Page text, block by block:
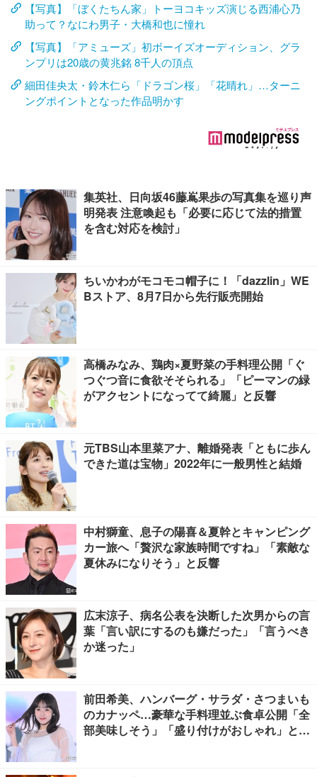
【写真】「ぼくたちん家」トーヨコキッズ演じる西浦心乃
助って？なにわ男子・大橋和也に憧れ
【写真】「アミューズ」初ボーイズオーディション、グラ
ンプリは20歳の黄兆銘 8千人の頂点
細田佳央太・鈴木仁ら「ドラゴン桜」「花晴れ」…ターニ
ングポイントとなった作品明かす
集英社、日向坂46藤嶌果歩の写真集を巡り声
明発表 注意喚起も「必要に応じて法的措置
を含む対応を検討」
ちいかわがモコモコ帽子に！「dazzlin」WE
Bストア、8月7日から先行販売開始
高橋みなみ、鶏肉×夏野菜の手料理公開「ぐ
つぐつ音に食欲そそられる」「ピーマンの緑
がアクセントになってて綺麗」と反響
元TBS山本里菜アナ、離婚発表「ともに歩ん
できた道は宝物」2022年に一般男性と結婚
中村獅童、息子の陽喜＆夏幹とキャンピング
カー旅へ「贅沢な家族時間ですね」「素敵な
夏休みになりそう」と反響
広末涼子、病名公表を決断した次男からの言
葉「言い訳にするのも嫌だった」「言うべき
か迷った」
前田希美、ハンバーグ・サラダ・さつまいも
のカナッペ…豪華な手料理並ぶ食卓公開「全
部美味しそう」「盛り付けがおしゃれ」と絶